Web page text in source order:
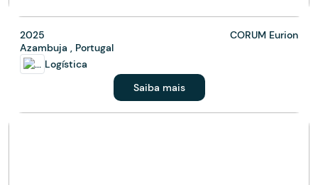
2025
CORUM Eurion
Azambuja , Portugal
Logística
Saiba mais